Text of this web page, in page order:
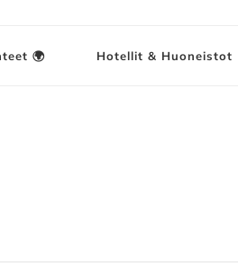
🌍 Hotellit & Huoneistot